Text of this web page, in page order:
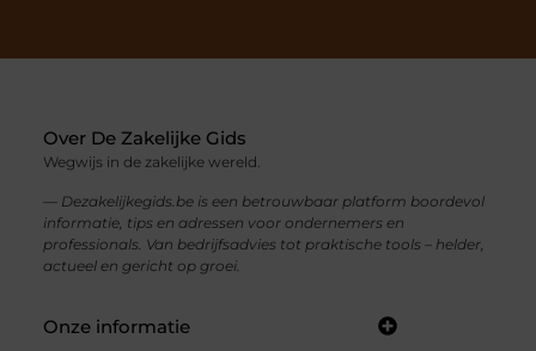
Over De Zakelijke Gids
Wegwijs in de zakelijke wereld.
— Dezakelijkegids.be is een betrouwbaar platform boordevol
informatie, tips en adressen voor ondernemers en
professionals. Van bedrijfsadvies tot praktische tools – helder,
actueel en gericht op groei.
Onze informatie